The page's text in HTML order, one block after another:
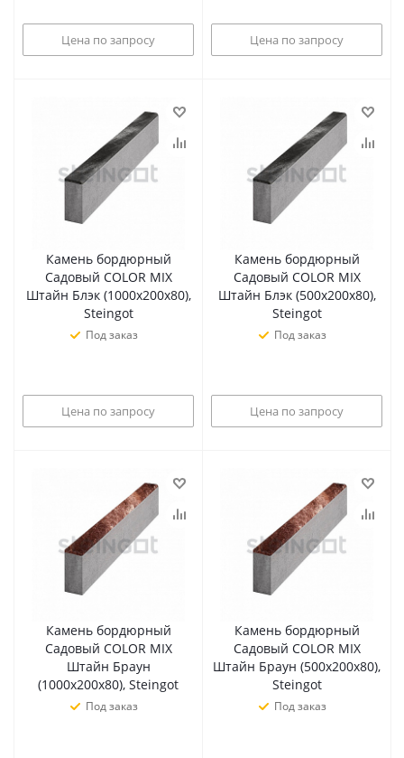
Цена по запросу Цена по запросу
Камень бордюрный
Садовый COLOR MIX
Штайн Блэк (1000х200х80),
Steingot
Под заказ
Цена по запросу
Камень бордюрный
Садовый COLOR MIX
Штайн Блэк (500х200х80),
Steingot
Под заказ
Цена по запросу
Камень бордюрный
Садовый COLOR MIX
Штайн Браун
(1000х200х80), Steingot
Под заказ
Камень бордюрный
Садовый COLOR MIX
Штайн Браун (500х200х80),
Steingot
Под заказ